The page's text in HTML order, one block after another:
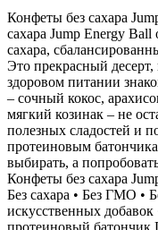
Конфеты без сахара
сахара Jump Energy Ball
сахара,
Это прекрасный
здоровом питании
– сочный кокос,
мягкий козинак – не
полезных сладостей и
протеиновым
выбирать, а
Конфеты без сахара
Без сахара • Без ГМО •
искусственных
протеиновый батончик